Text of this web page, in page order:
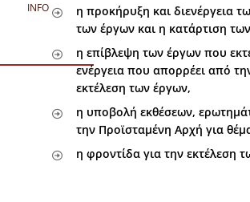
INFO
η προκήρυξη και διενέργεια
των έργων και η κατάρτιση
η επίβλεψη των έργων που
ενέργεια που απορρέει από
εκτέλεση των έργων,
η υποβολή εκθέσεων,
την Προϊσταμένη Αρχή για
η φροντίδα για την εκτέλεση